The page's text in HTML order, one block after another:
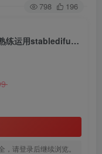
798 196
AI绘画进阶课程-2.0机甲重绘，帮助你熟练运用stabledifusion，快速生成高品质设计图稿、B端设计3D图标等
请登录后继续浏览。